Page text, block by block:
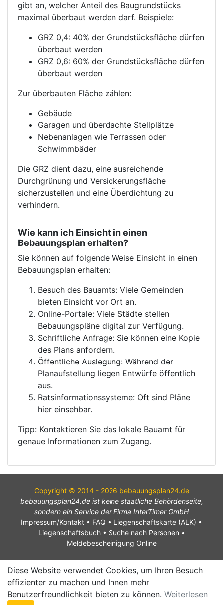
gibt an, welcher Anteil des Baugrundstücks
maximal überbaut werden darf. Beispiele:
GRZ 0,4: 40% der Grundstücksfläche dürfen
überbaut werden
GRZ 0,6: 60% der Grundstücksfläche dürfen
überbaut werden
Zur überbauten Fläche zählen:
Gebäude
Garagen und überdachte Stellplätze
Nebenanlagen wie Terrassen oder
Schwimmbäder
Die GRZ dient dazu, eine ausreichende
Durchgrünung und Versickerungsfläche
sicherzustellen und eine Überdichtung zu
verhindern.
Wie kann ich Einsicht in einen
Bebauungsplan erhalten?
Sie können auf folgende Weise Einsicht in einen
Bebauungsplan erhalten:
Besuch des Bauamts: Viele Gemeinden
bieten Einsicht vor Ort an.
Online-Portale: Viele Städte stellen
Bebauungspläne digital zur Verfügung.
Schriftliche Anfrage: Sie können eine Kopie
des Plans anfordern.
Öffentliche Auslegung: Während der
Planaufstellung liegen Entwürfe öffentlich
aus.
Ratsinformationssysteme: Oft sind Pläne
hier einsehbar.
Tipp: Kontaktieren Sie das lokale Bauamt für
genaue Informationen zum Zugang.
Copyright © 2014 - 2026 bebauungsplan24.de
bebauungsplan24.de ist keine staatliche Behördenseite,
sondern ein Service der Firma InterTimer GmbH
Impressum/Kontakt • FAQ • Liegenschaftskarte (ALK) •
Liegenschaftsbuch• Suche nach Personen •
Meldebescheinigung Online
Diese Website verwendet Cookies, um Ihren Besuch
effizienter zu machen und Ihnen mehr
Benutzerfreundlichkeit bieten zu können. Weiterlesen